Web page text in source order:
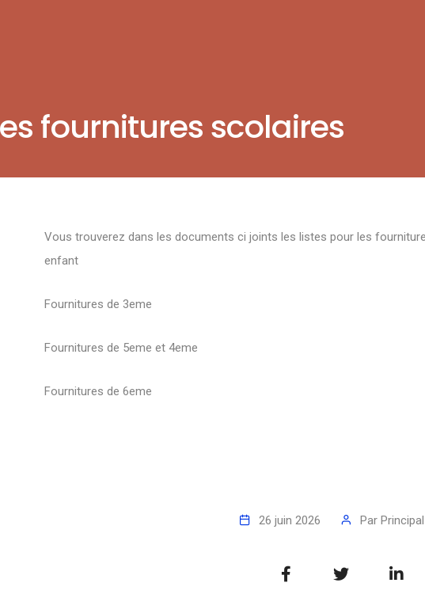
fournitures scolaires
Vous trouverez dans les documents ci joints les listes pour les
enfant
Fournitures de 3eme
Fournitures de 5eme et 4eme
Fournitures de 6eme
26 juin 2026 Par Principal